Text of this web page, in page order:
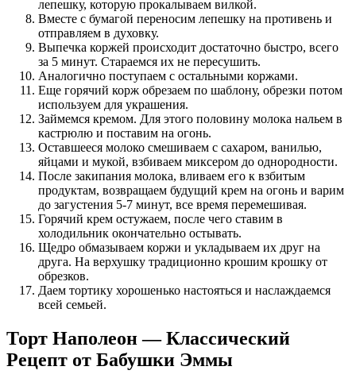
лепешку, которую прокалываем вилкой.
Вместе с бумагой переносим лепешку на противень и
отправляем в духовку.
Выпечка коржей происходит достаточно быстро, всего
за 5 минут. Стараемся их не пересушить.
Аналогично поступаем с остальными коржами.
Еще горячий корж обрезаем по шаблону, обрезки потом
используем для украшения.
Займемся кремом. Для этого половину молока нальем в
кастрюлю и поставим на огонь.
Оставшееся молоко смешиваем с сахаром, ванилью,
яйцами и мукой, взбиваем миксером до однородности.
После закипания молока, вливаем его к взбитым
продуктам, возвращаем будущий крем на огонь и варим
до загустения 5-7 минут, все время перемешивая.
Горячий крем остужаем, после чего ставим в
холодильник окончательно остывать.
Щедро обмазываем коржи и укладываем их друг на
друга. На верхушку традиционно крошим крошку от
обрезков.
Даем тортику хорошенько настояться и наслаждаемся
всей семьей.
Торт Наполеон — Классический
Рецепт от Бабушки Эммы